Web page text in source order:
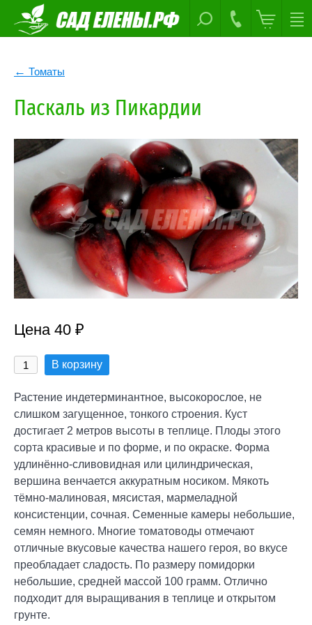
Томаты
Паскаль из Пикардии
Цена 40 ₽
В корзину
Растение индетерминантное, высокорослое, не
слишком загущенное, тонкого строения. Куст
достигает 2 метров высоты в теплице. Плоды этого
сорта красивые и по форме, и по окраске. Форма
удлинённо-сливовидная или цилиндрическая,
вершина венчается аккуратным носиком. Мякоть
тёмно-малиновая, мясистая, мармеладной
консистенции, сочная. Семенные камеры небольшие,
семян немного. Многие томатоводы отмечают
отличные вкусовые качества нашего героя, во вкусе
преобладает сладость. По размеру помидорки
небольшие, средней массой 100 грамм. Отлично
подходит для выращивания в теплице и открытом
грунте.